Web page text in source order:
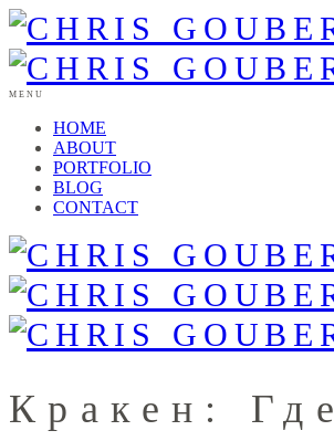
MENU
HOME
ABOUT
PORTFOLIO
BLOG
CONTACT
Кракен: Где